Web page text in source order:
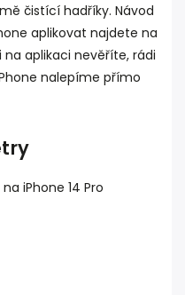
čistící hadříky. Návod
aplikovat najdete na
na aplikaci nevěříte, rádi
nalepíme přímo
iPhone 14 Pro